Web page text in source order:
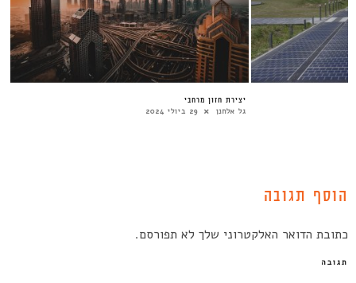
יצירת חזון מרחבי
גל אלחנן 29 ביולי 2024
הוסף תגובה
כתובת הדואר האלקטרוני שלך לא תפורסם.
תגובה